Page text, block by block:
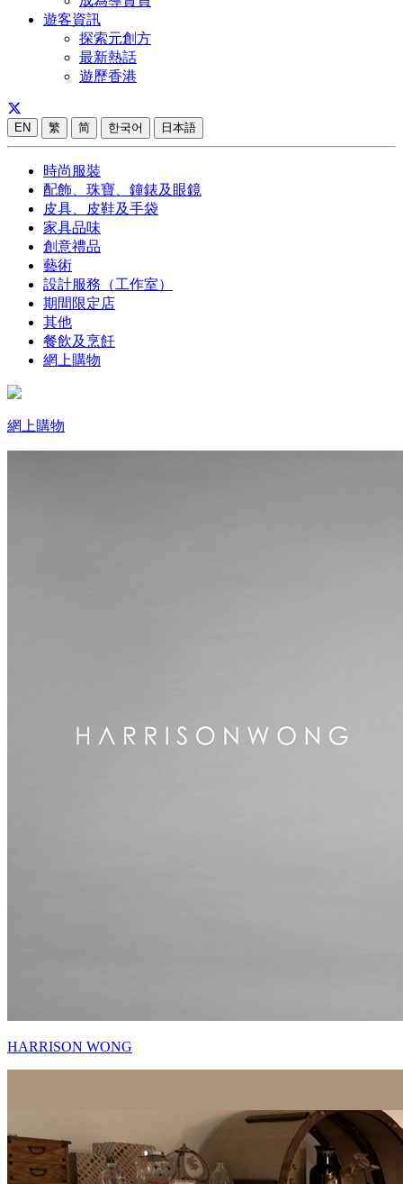
遊客資訊
探索元創方
最新熱話
遊歷香港
EN 繁 简 한국어 日本語
時尚服裝
配飾、珠寶、鐘錶及眼鏡
皮具、皮鞋及手袋
家具品味
創意禮品
藝術
設計服務（工作室）
期間限定店
其他
餐飲及烹飪
網上購物
網上購物
HARRISON WONG